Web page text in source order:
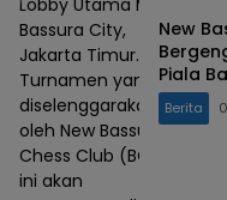
Lobby Utama Mall
Bassura City,
Jakarta Timur.
Turnamen yang
diselenggarakan
oleh New Bassura
Chess Club (BCC)
ini akan
New
Piala
Berita